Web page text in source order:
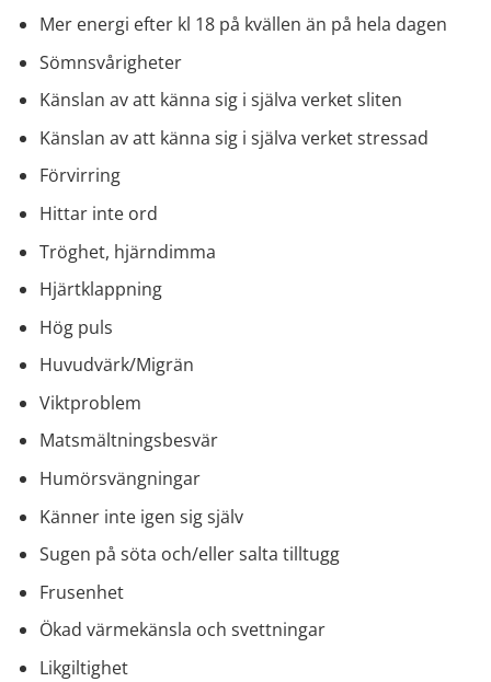
Mer energi efter kl 18 på kvällen än på hela dagen
Sömnsvårigheter
Känslan av att känna sig i själva verket sliten
Känslan av att känna sig i själva verket stressad
Förvirring
Hittar inte ord
Tröghet, hjärndimma
Hjärtklappning
Hög puls
Huvudvärk/Migrän
Viktproblem
Matsmältningsbesvär
Humörsvängningar
Känner inte igen sig själv
Sugen på söta och/eller salta tilltugg
Frusenhet
Ökad värmekänsla och svettningar
Likgiltighet